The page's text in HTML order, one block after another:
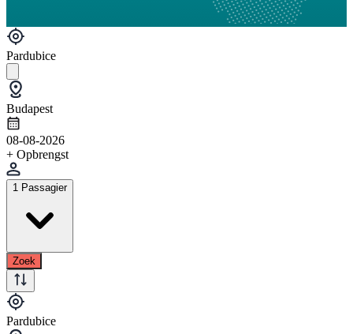
Pardubice
Budapest
08-08-2026
+ Opbrengst
1 Passagier
Zoek
Pardubice